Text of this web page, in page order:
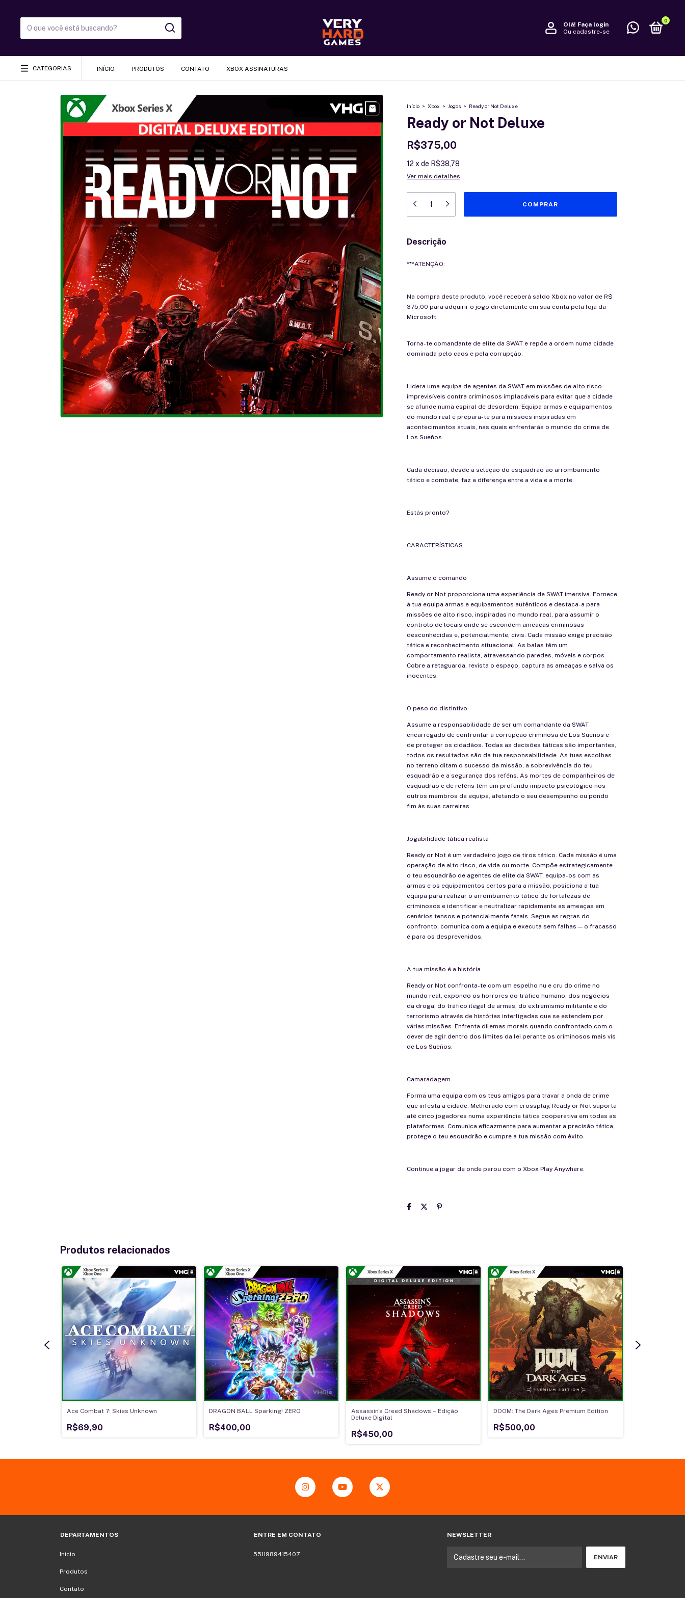
Olá! Faça login
Ou cadastre-se
0
CATEGORIAS INÍCIO PRODUTOS CONTATO XBOX ASSINATURAS
Início > Xbox > Jogos > Ready or Not Deluxe
Ready or Not Deluxe
R$375,00
12 x de R$38,78
Ver mais detalhes
Descrição
***ATENÇÃO:
Na compra deste produto, você receberá saldo Xbox no valor de R$
375,00 para adquirir o jogo diretamente em sua conta pela loja da
Microsoft.
Torna-te comandante de elite da SWAT e repõe a ordem numa cidade
dominada pelo caos e pela corrupção.
Lidera uma equipa de agentes da SWAT em missões de alto risco
imprevisíveis contra criminosos implacáveis para evitar que a cidade
se afunde numa espiral de desordem. Equipa armas e equipamentos
do mundo real e prepara-te para missões inspiradas em
acontecimentos atuais, nas quais enfrentarás o mundo do crime de
Los Sueños.
Cada decisão, desde a seleção do esquadrão ao arrombamento
tático e combate, faz a diferença entre a vida e a morte.
Estás pronto?
CARACTERÍSTICAS
Assume o comando
Ready or Not proporciona uma experiência de SWAT imersiva. Fornece
à tua equipa armas e equipamentos autênticos e destaca-a para
missões de alto risco, inspiradas no mundo real, para assumir o
controlo de locais onde se escondem ameaças criminosas
desconhecidas e, potencialmente, civis. Cada missão exige precisão
tática e reconhecimento situacional. As balas têm um
comportamento realista, atravessando paredes, móveis e corpos.
Cobre a retaguarda, revista o espaço, captura as ameaças e salva os
inocentes.
O peso do distintivo
Assume a responsabilidade de ser um comandante da SWAT
encarregado de confrontar a corrupção criminosa de Los Sueños e
de proteger os cidadãos. Todas as decisões táticas são importantes,
todos os resultados são da tua responsabilidade. As tuas escolhas
no terreno ditam o sucesso da missão, a sobrevivência do teu
esquadrão e a segurança dos reféns. As mortes de companheiros de
esquadrão e de reféns têm um profundo impacto psicológico nos
outros membros da equipa, afetando o seu desempenho ou pondo
fim às suas carreiras.
Jogabilidade tática realista
Ready or Not é um verdadeiro jogo de tiros tático. Cada missão é uma
operação de alto risco, de vida ou morte. Compõe estrategicamente
o teu esquadrão de agentes de elite da SWAT, equipa-os com as
armas e os equipamentos certos para a missão, posiciona a tua
equipa para realizar o arrombamento tático de fortalezas de
criminosos e identificar e neutralizar rapidamente as ameaças em
cenários tensos e potencialmente fatais. Segue as regras do
confronto, comunica com a equipa e executa sem falhas — o fracasso
é para os desprevenidos.
A tua missão é a história
Ready or Not confronta-te com um espelho nu e cru do crime no
mundo real, expondo os horrores do tráfico humano, dos negócios
da droga, do tráfico ilegal de armas, do extremismo militante e do
terrorismo através de histórias interligadas que se estendem por
várias missões. Enfrenta dilemas morais quando confrontado com o
dever de agir dentro dos limites da lei perante os criminosos mais vis
de Los Sueños.
Camaradagem
Forma uma equipa com os teus amigos para travar a onda de crime
que infesta a cidade. Melhorado com crossplay, Ready or Not suporta
até cinco jogadores numa experiência tática cooperativa em todas as
plataformas. Comunica eficazmente para aumentar a precisão tática,
protege o teu esquadrão e cumpre a tua missão com êxito.
Continue a jogar de onde parou com o Xbox Play Anywhere.
Produtos relacionados
Ace Combat 7: Skies Unknown
R$69,90
DRAGON BALL Sparking! ZERO
R$400,00
Assassin's Creed Shadows – Edição
Deluxe Digital
R$450,00
DOOM: The Dark Ages Premium Edition
R$500,00
DEPARTAMENTOS
Início
Produtos
Contato
ENTRE EM CONTATO
5511989415407
NEWSLETTER